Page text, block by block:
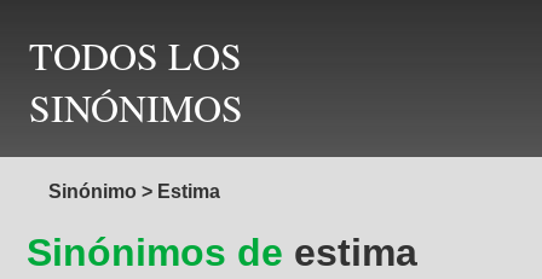
TODOS LOS
SINÓNIMOS
Sinónimo > Estima
Sinónimos de estima